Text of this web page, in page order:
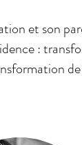
et son
: